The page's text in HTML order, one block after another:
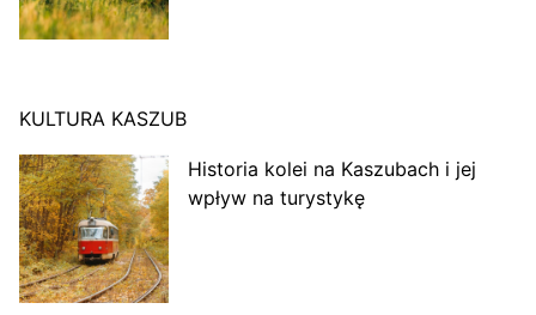
KULTURA KASZUB
Historia kolei na Kaszubach i jej
wpływ na turystykę